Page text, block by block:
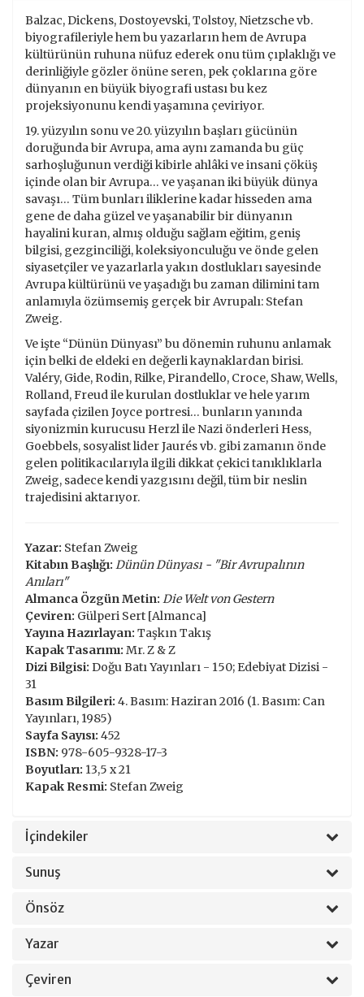
Balzac, Dickens, Dostoyevski, Tolstoy, Nietzsche vb.
biyografileriyle hem bu yazarların hem de Avrupa
kültürünün ruhuna nüfuz ederek onu tüm çıplaklığı ve
derinliğiyle gözler önüne seren, pek çoklarına göre
dünyanın en büyük biyografi ustası bu kez
projeksiyonunu kendi yaşamına çeviriyor.
19. yüzyılın sonu ve 20. yüzyılın başları gücünün
doruğunda bir Avrupa, ama aynı zamanda bu güç
sarhoşluğunun verdiği kibirle ahlâki ve insani çöküş
içinde olan bir Avrupa… ve yaşanan iki büyük dünya
savaşı… Tüm bunları iliklerine kadar hisseden ama
gene de daha güzel ve yaşanabilir bir dünyanın
hayalini kuran, almış olduğu sağlam eğitim, geniş
bilgisi, gezginciliği, koleksiyonculuğu ve önde gelen
siyasetçiler ve yazarlarla yakın dostlukları sayesinde
Avrupa kültürünü ve yaşadığı bu zaman dilimini tam
anlamıyla özümsemiş gerçek bir Avrupalı: Stefan
Zweig.
Ve işte “Dünün Dünyası” bu dönemin ruhunu anlamak
için belki de eldeki en değerli kaynaklardan birisi.
Valéry, Gide, Rodin, Rilke, Pirandello, Croce, Shaw, Wells,
Rolland, Freud ile kurulan dostluklar ve hele yarım
sayfada çizilen Joyce portresi… bunların yanında
siyonizmin kurucusu Herzl ile Nazi önderleri Hess,
Goebbels, sosyalist lider Jaurés vb. gibi zamanın önde
gelen politikacılarıyla ilgili dikkat çekici tanıklıklarla
Zweig, sadece kendi yazgısını değil, tüm bir neslin
trajedisini aktarıyor.
Yazar: Stefan Zweig
Kitabın Başlığı: Dünün Dünyası - "Bir Avrupalının
Anıları"
Almanca Özgün Metin: Die Welt von Gestern
Çeviren: Gülperi Sert [Almanca]
Yayına Hazırlayan: Taşkın Takış
Kapak Tasarımı: Mr. Z & Z
Dizi Bilgisi: Doğu Batı Yayınları - 150; Edebiyat Dizisi -
31
Basım Bilgileri: 4. Basım: Haziran 2016 (1. Basım: Can
Yayınları, 1985)
Sayfa Sayısı: 452
ISBN: 978-605-9328-17-3
Boyutları: 13,5 x 21
Kapak Resmi: Stefan Zweig
İçindekiler
Sunuş
Önsöz
Yazar
Çeviren